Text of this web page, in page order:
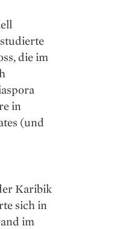
die im
in
(und
Karibik
sich in
im